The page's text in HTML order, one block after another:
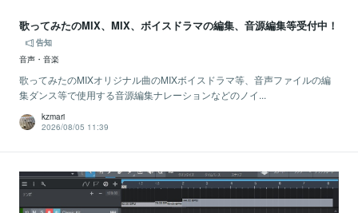
歌ってみたのMIX、MIX、ボイスドラマの編集、音源編集等受付中！
告知
音声・音楽
歌ってみたのMIXオリジナル曲のMIXボイスドラマ等、音声ファイルの編
集ダンス等で使用する音源編集ナレーションなどのノイ...
kzmari
2026/08/05 11:39